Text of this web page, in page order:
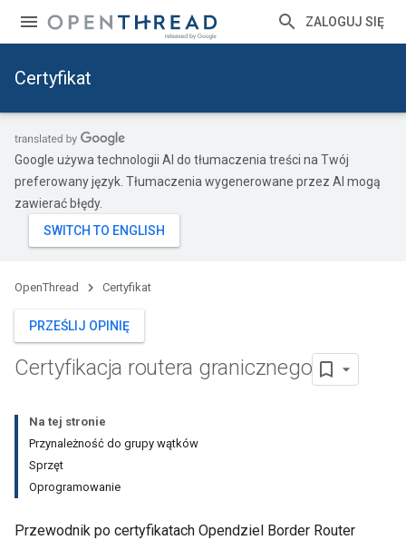
ZALOGUJ SIĘ
Certyfikat
Google używa technologii AI do tłumaczenia treści na Twój
preferowany język. Tłumaczenia wygenerowane przez AI mogą
zawierać błędy.
OpenThread Certyfikat
PRZEŚLIJ OPINIĘ
Certyfikacja routera granicznego
Na tej stronie
Przynależność do grupy wątków
Sprzęt
Oprogramowanie
Przewodnik po certyfikatach Opendziel Border Router